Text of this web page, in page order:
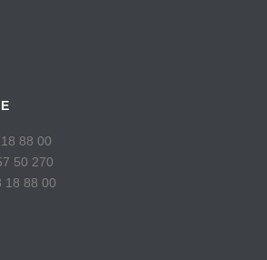
88 00
50 270
18 88 00